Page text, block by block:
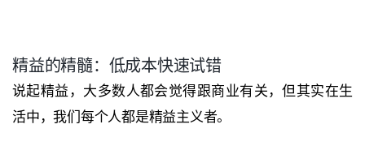
精益的精髓：低成本快速试错
说起精益，大多数人都会觉得跟商业有关，但其实在生
活中，我们每个人都是精益主义者。